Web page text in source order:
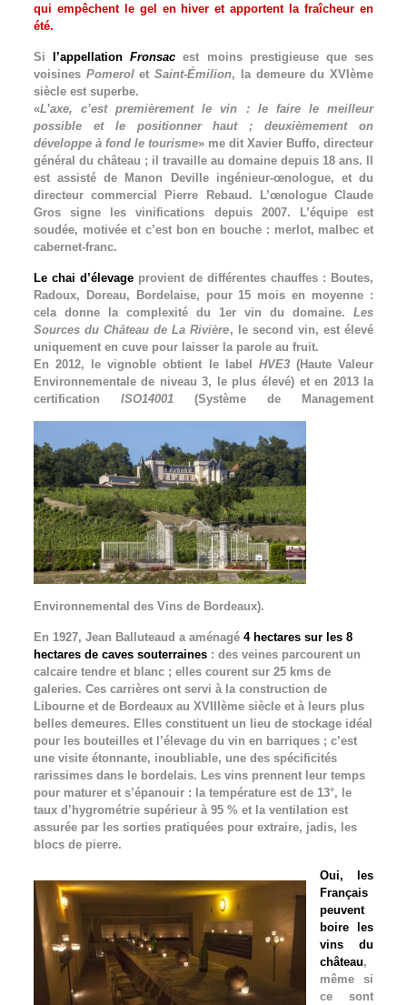
qui empêchent le gel en hiver et apportent la fraîcheur en
été.
Si l’appellationFronsac est moins prestigieuse que ses
voisines PomeroletSaint-Émilion, la demeure du XVIème
siècle est superbe.
«L’axe, c’est premièrement le vin : le faire le meilleur
possible et le positionner haut ; deuxièmement on
développe à fond le tourisme» me dit Xavier Buffo, directeur
général du château ; il travaille au domaine depuis 18 ans. Il
est assisté de Manon Deville ingénieur-œnologue, et du
directeur commercial Pierre Rebaud. L’œnologue Claude
Gros signe les vinifications depuis 2007. L’équipe est
soudée, motivée et c’est bon en bouche : merlot, malbec et
cabernet-franc.
Le chai d’élevageprovient de différentes chauffes : Boutes,
Radoux, Doreau, Bordelaise, pour 15 mois en moyenne :
cela donne la complexité du 1er vin du domaine.Les
Sources du Château de La Rivière, le second vin, est élevé
uniquement en cuve pour laisser la parole au fruit.
En 2012, le vignoble obtient le label HVE3(Haute Valeur
Environnementale de niveau 3, le plus élevé) et en 2013 la
certification ISO14001(Système de Management
Environnemental des Vins de Bordeaux).
En 1927, Jean Balluteaud a aménagé 4 hectares sur les 8
hectares de caves souterraines: des veines parcourent un
calcaire tendre et blanc ; elles courent sur 25 kms de
galeries. Ces carrières ont servi à la construction de
Libourne et de Bordeaux au XVIIIème siècle et à leurs plus
belles demeures. Elles constituent un lieu de stockage idéal
pour les bouteilles et l’élevage du vin en barriques ; c’est
une visite étonnante, inoubliable, une des spécificités
rarissimes dans le bordelais. Les vins prennent leur temps
pour maturer et s’épanouir : la température est de 13°, le
taux d’hygrométrie supérieur à 95 % et la ventilation est
assurée par les sorties pratiquées pour extraire, jadis, les
blocs de pierre.
Oui, les
Français
peuvent
boire les
vins du
château,
même si
ce sont